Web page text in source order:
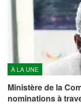
À LA UNE
Ministère de la
nominations à